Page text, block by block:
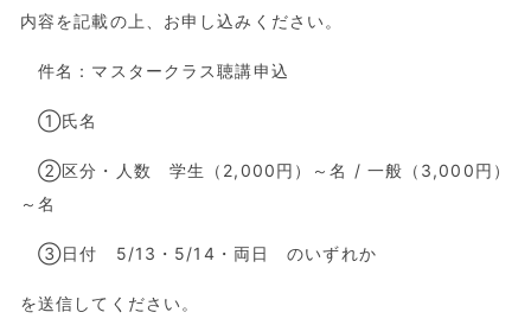
内容を記載の上、お申し込みください。
件名：マスタークラス聴講申込
①氏名
②区分・人数 学生（2,000円）～名 / 一般（3,000円）
～名
③日付 5/13・5/14・両日 のいずれか
を送信してください。